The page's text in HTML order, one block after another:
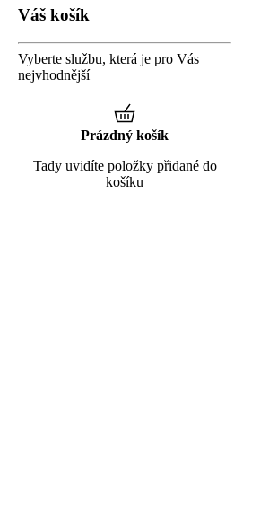
Váš košík
Vyberte službu, která je pro Vás
nejvhodnější
Prázdný košík
Tady uvidíte položky přidané do
košíku